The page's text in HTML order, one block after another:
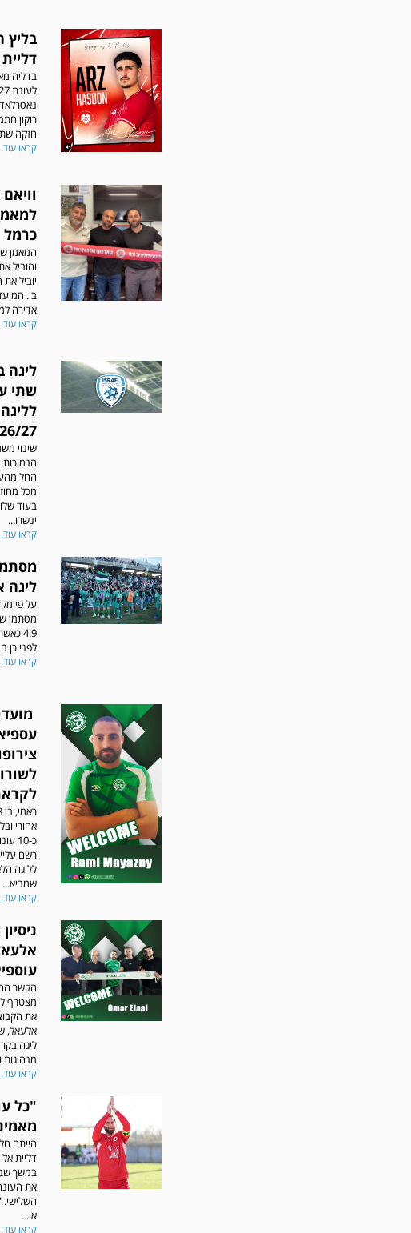
בליץ
בדליה
רוקון
חזקה
קראו
כרמל
המאמן
והוביל
יוביל
ב'.
אדירה
קראו
ליגה
שתי
27
שינוי
החל
מכל מחוז
בעוד
ינשרו...
קראו
ליגה א-
על פי
מסתמן
4.9
לפני כן ב 28.8. האם אתם
קראו
אחורי
כ-
רשם
לליגה
שמביא...
קראו
הקשר
מצטרף
את
ליגה
מנהיגות
קראו
"כל
הייתם
דליית
במשך
את
אי...
קראו